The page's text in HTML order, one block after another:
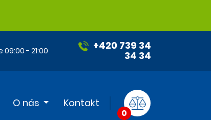
09:00 - 21:00 +420 739 34
34 34
O nás Kontakt
0